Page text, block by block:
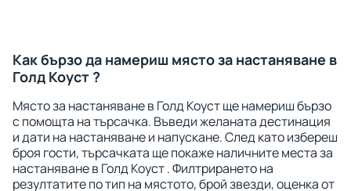
Как бързо да намериш място за настаняване в
Голд Коуст ?
Място за настаняване в Голд Коуст ще намериш бързо
с помощта на търсачка. Въведи желаната дестинация
и дати на настаняване и напускане. След като избереш
броя гости, търсачката ще покаже наличните места за
настаняване в Голд Коуст . Филтрирането на
резултатите по тип на мястото, брой звезди, оценка от